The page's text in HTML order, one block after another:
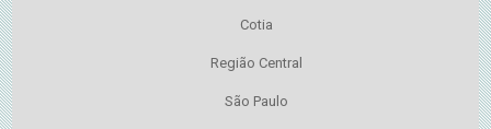
Cotia
Região Central
São Paulo